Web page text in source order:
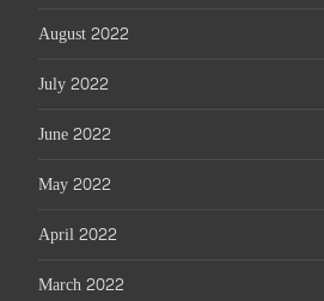
August 2022
July 2022
June 2022
May 2022
April 2022
March 2022